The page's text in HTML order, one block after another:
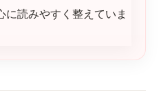
に読みやすく整えていま